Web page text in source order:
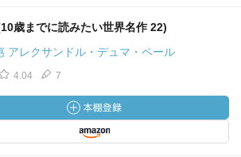
歳までに読みたい世界名作 22)
アレクサンドル・デュマ・ペール
4.04 7